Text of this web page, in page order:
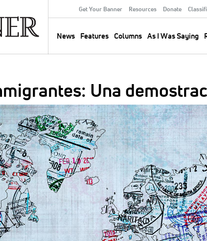
Secondary
Menu
Get Your Banner Resources Donate
News Features Columns As I Was Saying
Una